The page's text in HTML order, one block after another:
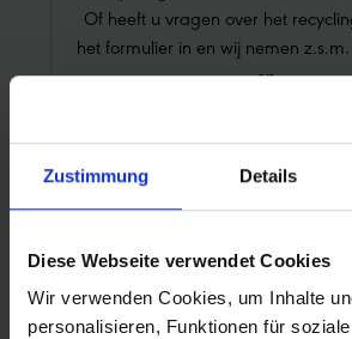
Zustimmung Details
Diese Webseite verwendet Cookies
Wir verwenden Cookies, um Inhalte
personalisieren, Funktionen für
Of heeft u vragen over het
het formulier in en wij nemen
op.